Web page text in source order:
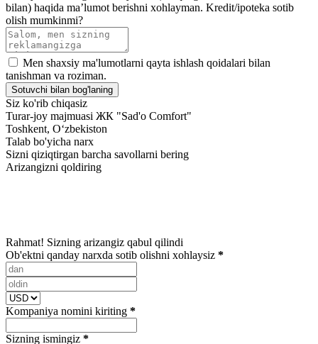
bilan) haqida maʼlumot berishni xohlayman. Kredit/ipoteka sotib
olish mumkinmi?
Men shaxsiy ma'lumotlarni qayta ishlash qoidalari bilan
tanishman va roziman.
Sotuvchi bilan bog'laning
Siz ko'rib chiqasiz
Turar-joy majmuasi ЖК "Sad'o Comfort"
Toshkent, Oʻzbekiston
Talab bo'yicha narx
Sizni qiziqtirgan barcha savollarni bering
Arizangizni qoldiring
Rahmat! Sizning arizangiz qabul qilindi
Ob'ektni qanday narxda sotib olishni xohlaysiz *
Kompaniya nomini kiriting *
Sizning ismingiz *